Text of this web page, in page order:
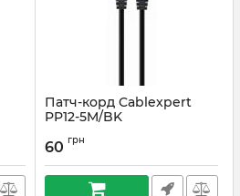
Патч-корд Cablexpert
PP12-5M/BK
60 грн